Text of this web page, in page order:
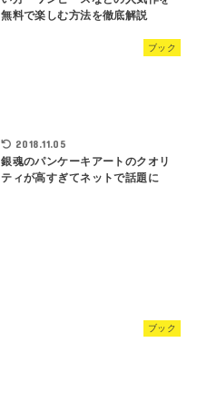
無料で楽しむ方法を徹底解説
ブック
2018.11.05
銀魂のパンケーキアートのクオリ
ティが高すぎてネットで話題に
ブック